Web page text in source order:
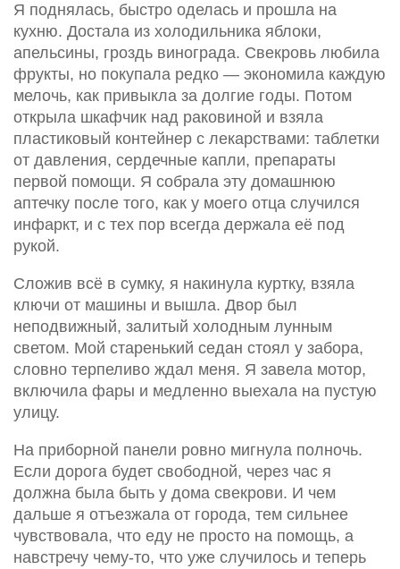
Я поднялась, быстро оделась и прошла на
кухню. Достала из холодильника яблоки,
апельсины, гроздь винограда. Свекровь любила
фрукты, но покупала редко — экономила каждую
мелочь, как привыкла за долгие годы. Потом
открыла шкафчик над раковиной и взяла
пластиковый контейнер с лекарствами: таблетки
от давления, сердечные капли, препараты
первой помощи. Я собрала эту домашнюю
аптечку после того, как у моего отца случился
инфаркт, и с тех пор всегда держала её под
рукой.
Сложив всё в сумку, я накинула куртку, взяла
ключи от машины и вышла. Двор был
неподвижный, залитый холодным лунным
светом. Мой старенький седан стоял у забора,
словно терпеливо ждал меня. Я завела мотор,
включила фары и медленно выехала на пустую
улицу.
На приборной панели ровно мигнула полночь.
Если дорога будет свободной, через час я
должна была быть у дома свекрови. И чем
дальше я отъезжала от города, тем сильнее
чувствовала, что еду не просто на помощь, а
навстречу чему-то, что уже случилось и теперь